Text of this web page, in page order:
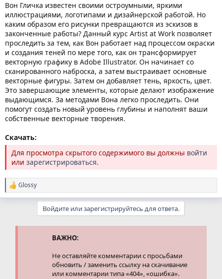
Вон Гличка известен своими остроумными, яркими
иллюстрациями, логотипами и дизайнерской работой. Но
каким образом его рисунки превращаются из эскизов в
законченные работы? Данный курс Artist at Work позволяет
проследить за тем, как Вон работает над процессом окраски
и создания теней по мере того, как он трансформирует
векторную графику в Adobe Illustrator. Он начинает со
сканированного наброска, а затем выстраивает основные
векторные фигуры. Затем он добавляет тень, яркость, цвет.
Это завершающие элементы, которые делают изображение
выдающимся. За методами Вона легко проследить. Они
помогут создать новый уровень глубины и наполнят ваши
собственные векторные творения.
Скачать:
Для просмотра скрытого содержимого вы должны войти
или зарегистрироваться.
Р
е
Glossy
Войдите или зарегистрируйтесь для ответа.
ВАЖНО:
Не оставляйте комментарии с просьбами
обновить / заменить ссылку на скачивание
или комментарии типа «404», «ошибка».